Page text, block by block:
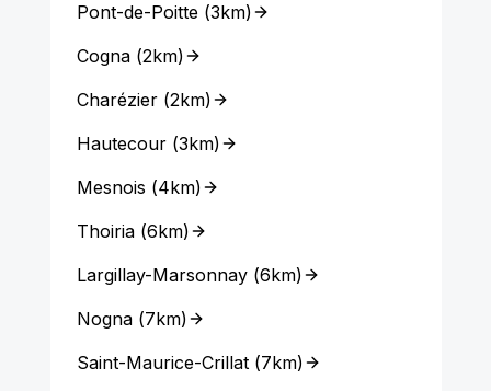
Pont-de-Poitte(3km)
Cogna(2km)
Charézier(2km)
Hautecour(3km)
Mesnois (4km)
Thoiria(6km)
Largillay-Marsonnay(6km)
Nogna(7km)
Saint-Maurice-Crillat(7km)